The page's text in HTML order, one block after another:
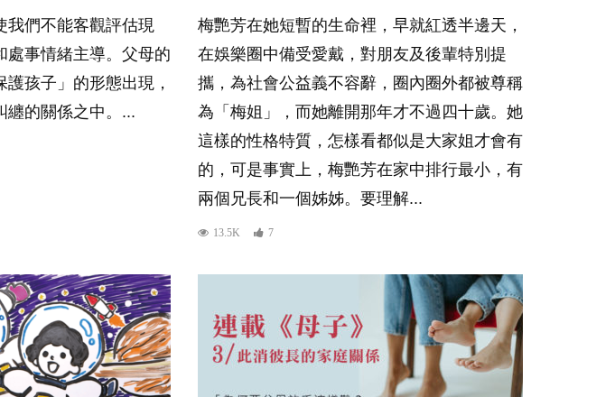
我們不能客觀評估現
處事情緒主導。父母的
孩子」的形態出現，
纏的關係之中。...
梅艷芳在她短暫的生命裡，早就紅透半邊天，
在娛樂圈中備受愛戴，對朋友及後輩特別提
攜，為社會公益義不容辭，圈內圈外都被尊稱
為「梅姐」，而她離開那年才不過四十歲。她
這樣的性格特質，怎樣看都似是大家姐才會有
的，可是事實上，梅艷芳在家中排行最小，有
兩個兄長和一個姊姊。要理解...
13.5K 7